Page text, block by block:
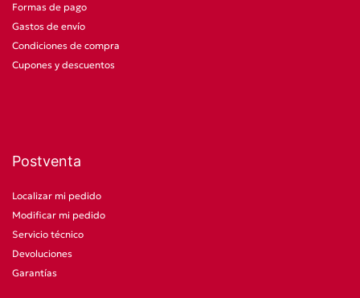
Formas de pago
Gastos de envío
Condiciones de compra
Cupones y descuentos
Postventa
Localizar mi pedido
Modificar mi pedido
Servicio técnico
Devoluciones
Garantías